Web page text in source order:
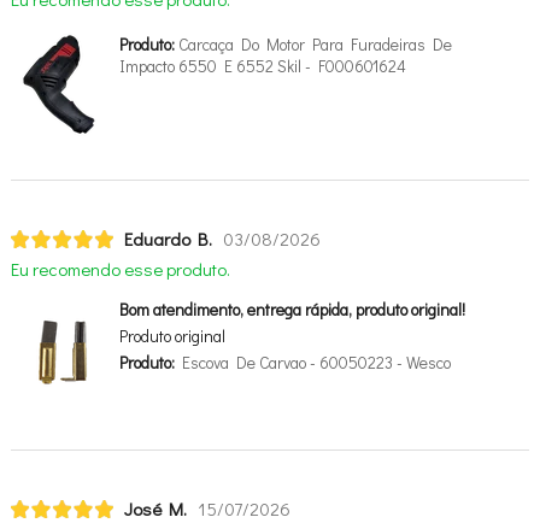
Produto:Carcaça Do Motor Para Furadeiras De
Impacto 6550 E 6552 Skil - F000601624
Eduardo B. 03/08/2026
Eu recomendo esse produto.
Bom atendimento, entrega rápida, produto original!
Produto original
Produto:Escova De Carvao - 60050223 - Wesco
José M. 15/07/2026